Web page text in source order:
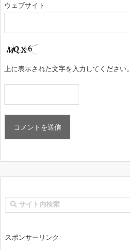
ウェブサイト
上に表示された文字を入力してください。
スポンサーリンク